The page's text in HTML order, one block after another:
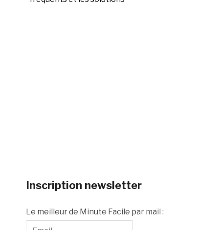
Inscription newsletter
Le meilleur de Minute Facile par mail :